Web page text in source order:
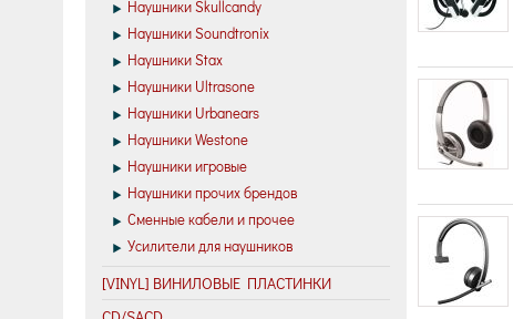
Наушники Skullcandy
Наушники Soundtronix
Наушники Stax
Наушники Ultrasone
Наушники Urbanears
Наушники Westone
Наушники игровые
Наушники прочих брендов
Сменные кабели и прочее
Усилители для наушников
[VINYL] ВИНИЛОВЫЕ ПЛАСТИНКИ